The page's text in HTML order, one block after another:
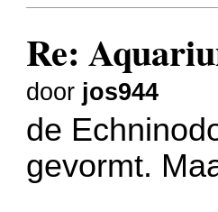
Re:
door jos944
de
gevormt.